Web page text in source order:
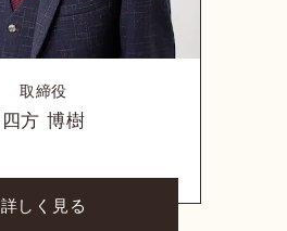
取締役
四方 博樹
詳しく見る